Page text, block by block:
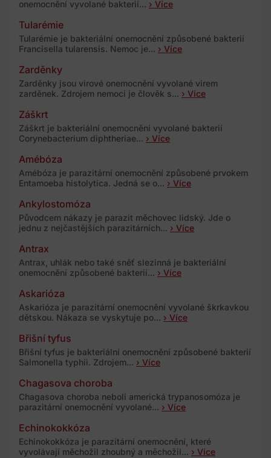
onemocnění vyvolané bakterií... › Více
Tularémie
Tularémie je bakteriální onemocnění způsobené bakterií
Francisella tularensis. Nemoc je... › Více
Zarděnky
Zarděnky jsou virové onemocnění vyvolané virem
zarděnek. Zdrojem nemoci je člověk s... › Více
Záškrt
Záškrt je bakteriální onemocnění vyvolané bakterií
Corynebacterium diphtheriae... › Více
Amébóza
Amébóza je parazitární onemocnění způsobené prvokem
Entamoeba histolytica. Jedná se o... › Více
Ankylostomóza
Původcem nákazy je parazit měchovec lidský. Jde o
jednu z nejčastějších parazitárních... › Více
Antrax
Antrax, uhlák nebo také sněť slezinná je bakteriální
onemocnění způsobené bakterií... › Více
Askarióza
Askarióza je parazitární onemocnění vyvolané škrkavkou
dětskou. Nákaza se vyskytuje po... › Více
Břišní tyfus
Břišní tyfus je bakteriální onemocnění způsobené bakterií
Salmonella typhii. Zdrojem... › Více
Chagasova choroba
Chagasova choroba neboli americká trypanosomóza je
parazitární onemocnění vyvolané... › Více
Echinokokkóza
Echinokokkóza je parazitární onemocnění, které
vyvolávají měchožil zhoubný a měchožil... › Více